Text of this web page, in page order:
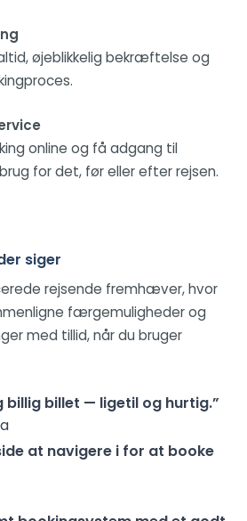
øjeblikkelig bekræftelse og
online og få adgang til
for det, før eller efter rejsen.
siger
rejsende fremhæver, hvor
færgemuligheder og
med tillid, når du bruger
billig billet — ligetil og hurtig.”
at navigere i for at booke